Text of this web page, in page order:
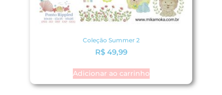
Coleção Summer 2
R$49,99
Adicionar ao carrinho